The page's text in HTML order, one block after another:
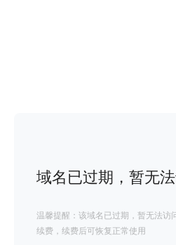
域名已过期，暂无
温馨提醒：该域名已过期，暂无法访
续费，续费后可恢复正常使用